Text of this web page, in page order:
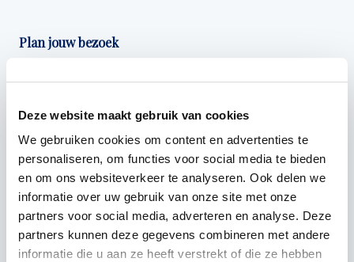
Deze website maakt gebruik van cookies
We gebruiken cookies om content en advertenties te
personaliseren, om functies voor social media te bieden
en om ons websiteverkeer te analyseren. Ook delen we
informatie over uw gebruik van onze site met onze
partners voor social media, adverteren en analyse. Deze
partners kunnen deze gegevens combineren met andere
informatie die u aan ze heeft verstrekt of die ze hebben
Plan jouw bezoek
Bezoek
Schilderworkshops
Kinderen
Boek tickets